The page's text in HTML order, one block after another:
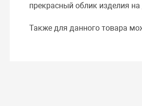
прекрасный облик изделия на
Также для данного товара